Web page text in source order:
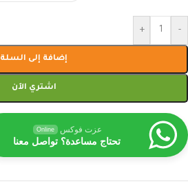
-
+
إضافة إلى السلة
اشتري الآن
عزت فوكس Online
تحتاج مساعدة؟ تواصل معنا